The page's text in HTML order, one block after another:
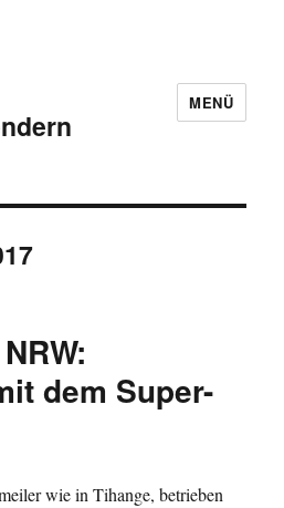
MENÜ
dem Super-
wie in Tihange, betrieben